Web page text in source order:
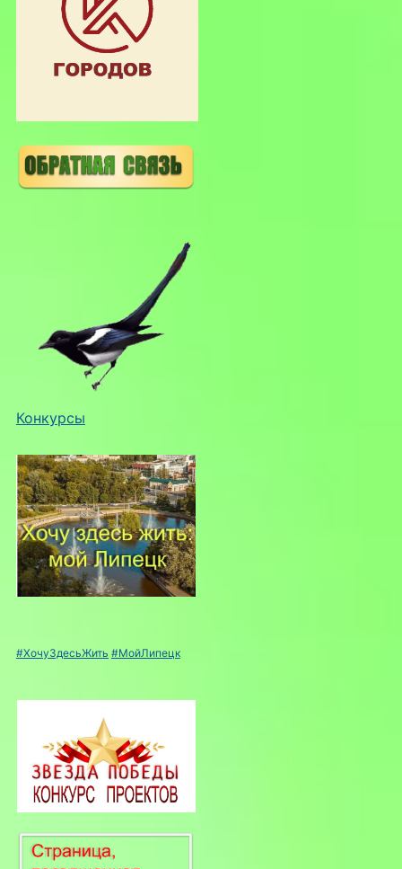
Конкурсы
#ХочуЗдесьЖить #МойЛипецк